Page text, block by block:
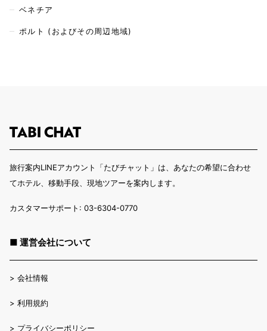
ベネチア
ポルト (およびその周辺地域)
旅行案内LINEアカウント「たびチャット」は、あなたの希望に合わせ
てホテル、移動手段、現地ツアーを案内します。
カスタマーサポート: 03-6304-0770
■ 運営会社について
> 会社情報
> 利用規約
> プライバシーポリシー